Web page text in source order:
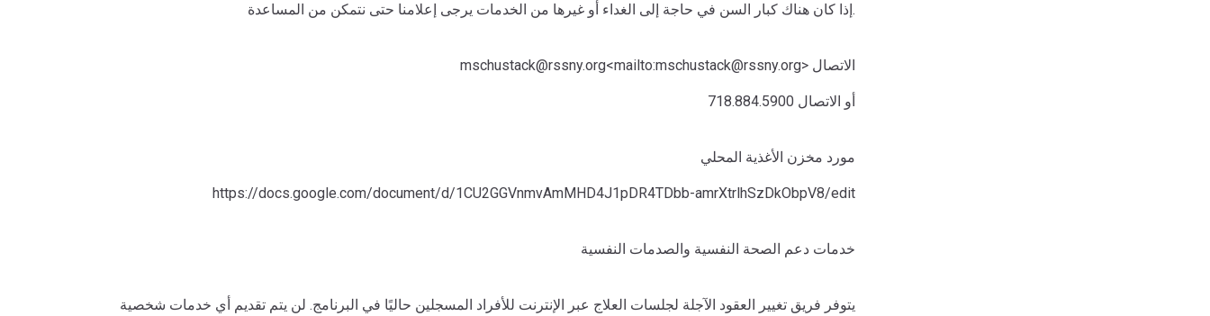
إذا كان هناك كبار السن في حاجة إلى الغداء أو غيرها من الخدمات يرجى إعلامنا حتى نتمكن من المساعدة.
mschustack@rssny.org<mailto:mschustack@rssny.org> الاتصال
718.884.5900 أو الاتصال
مورد مخزن الأغذية المحلي
https://docs.google.com/document/d/1CU2GGVnmvAmMHD4J1pDR4TDbb-amrXtrlhSzDkObpV8/edit
خدمات دعم الصحة النفسية والصدمات النفسية
يتوفر فريق تغيير العقود الآجلة لجلسات العلاج عبر الإنترنت للأفراد المسجلين حاليًا في البرنامج. لن يتم تقديم أي خدمات شخصية